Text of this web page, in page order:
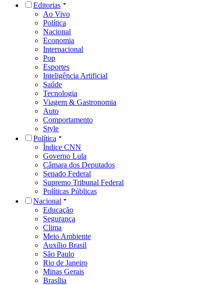
Editorias
Ao Vivo
Política
Nacional
Economia
Internacional
Pop
Esportes
Inteligência Artificial
Saúde
Tecnologia
Viagem & Gastronomia
Auto
Comportamento
Style
Política
Índice CNN
Governo Lula
Câmara dos Deputados
Senado Federal
Supremo Tribunal Federal
Políticas Públicas
Nacional
Educação
Segurança
Clima
Meio Ambiente
Auxílio Brasil
São Paulo
Rio de Janeiro
Minas Gerais
Brasília